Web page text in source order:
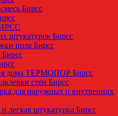
Бирсс
штукатурок Бирсс
пола Бирсс
Бирсс
дома ТЕРМОПОР Бирсс
стен Бирсс
для наружных и внутренних
легкая штукатурка Бирсс